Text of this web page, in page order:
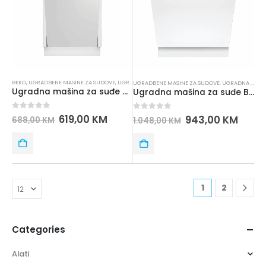
BEKO, UGRADBENE MASINE ZA SUDOVE, UGRADNA TEHNIKA
Ugradna mašina za suđe BEKO DIS35026
out of 5
688,00KM 619,00 KM
UGRADBENE MASINE ZA SUDOVE, UGRADNA TEHNIKA
Ugradna mašina za suđe BOSCH SMV25AX06E
1.048,00KM 943,00 KM
1 2
Categories
Alati